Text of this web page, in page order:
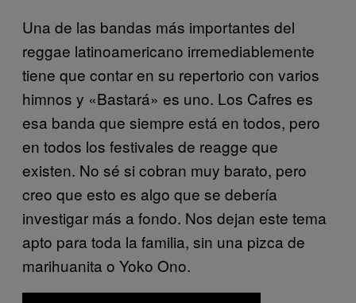
Una de las bandas más importantes del
reggae latinoamericano irremediablemente
tiene que contar en su repertorio con varios
himnos y «Bastará» es uno. Los Cafres es
esa banda que siempre está en todos, pero
en todos los festivales de reagge que
existen. No sé si cobran muy barato, pero
creo que esto es algo que se debería
investigar más a fondo. Nos dejan este tema
apto para toda la familia, sin una pizca de
marihuanita o Yoko Ono.